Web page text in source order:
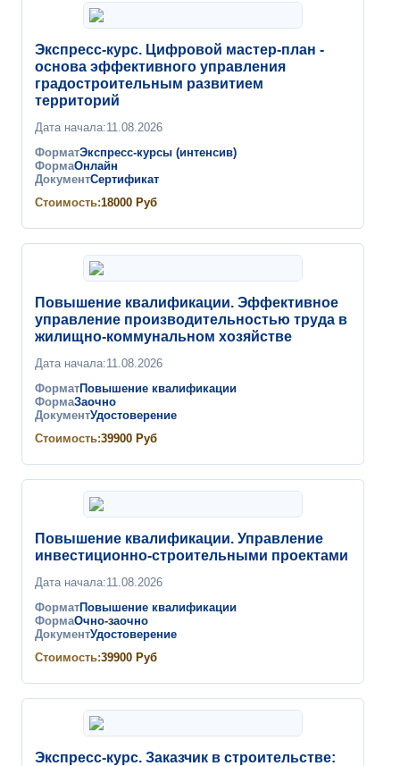
Экспресс-курс. Цифровой мастер-план -
основа эффективного управления
градостроительным развитием
территорий
Дата начала:11.08.2026
ФорматЭкспресс-курсы (интенсив)
ФормаОнлайн
ДокументСертификат
Стоимость:18000 Руб
Повышение квалификации. Эффективное
управление производительностью труда в
жилищно-коммунальном хозяйстве
Дата начала:11.08.2026
ФорматПовышение квалификации
ФормаЗаочно
ДокументУдостоверение
Стоимость:39900 Руб
Повышение квалификации. Управление
инвестиционно-строительными проектами
Дата начала:11.08.2026
ФорматПовышение квалификации
ФормаОчно-заочно
ДокументУдостоверение
Стоимость:39900 Руб
Экспресс-курс. Заказчик в строительстве: